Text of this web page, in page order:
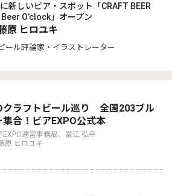
新しいビア・スポット「CRAFT BEER
Beer O’clock」オープン
原 ヒロユキ
ール評論家・イラストレーター
クラフトビール巡り 全国203ブル
集合！ビアEXPO公式本
EXPO運営事務局、富江 弘幸
原 ヒロユキ